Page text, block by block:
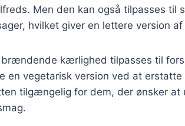
Men den kan også tilpasses til
hvilket giver en lettere version
kærlighed tilpasses til
en vegetarisk version ved at
tilgængelig for dem, der ønsker at